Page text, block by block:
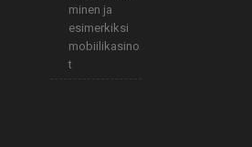
minen ja
esimerkiksi
mobiilikasino
t